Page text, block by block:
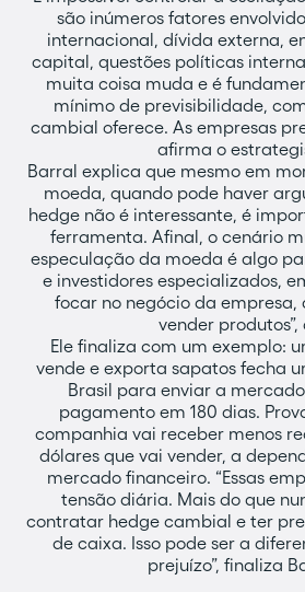
são inúmeros fatores
internacional, dívida externa,
capital, questões políticas
muita coisa muda e é
mínimo de previsibilidade,
cambial oferece. As empresas
afirma o
Barral explica que mesmo em
moeda, quando pode haver
hedge não é interessante, é
ferramenta. Afinal, o cenário
especulação da moeda é algo
e investidores especializados,
focar no negócio da empresa,
vender produtos”,
Ele finaliza com um exemplo:
vende e exporta sapatos fecha
Brasil para enviar a
pagamento em 180 dias.
companhia vai receber menos
dólares que vai vender, a
mercado financeiro. “Essas
tensão diária. Mais do que
contratar hedge cambial e ter
de caixa. Isso pode ser a
prejuízo”, finaliza